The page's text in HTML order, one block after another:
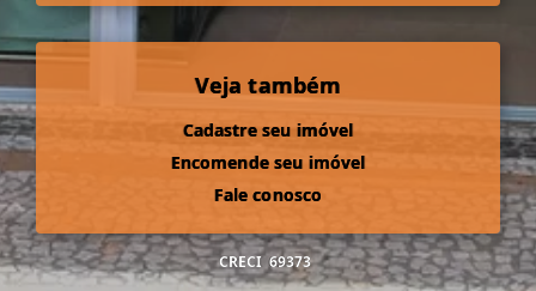
Veja também
Cadastre seu imóvel
Encomende seu imóvel
Fale conosco
CRECI 69373